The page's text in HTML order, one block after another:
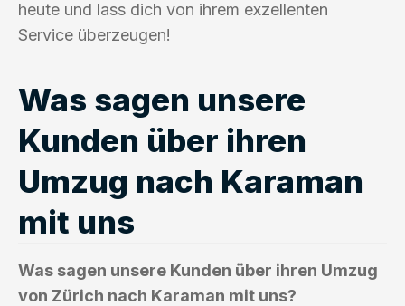
heute und lass dich von ihrem exzellenten
Service überzeugen!
Was sagen unsere
Kunden über ihren
Umzug nach Karaman
mit uns
Was sagen unsere Kunden über ihren Umzug
von Zürich nach Karaman mit uns?